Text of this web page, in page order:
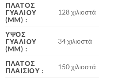
ΠΛΆΤΟΣ
ΓΥΑΛΙΟΎ
(MM) :
128 χιλιοστά
ΎΨΟΣ
ΓΥΑΛΙΟΎ
(MM) :
34 χιλιοστά
ΠΛΆΤΟΣ
ΠΛΑΙΣΊΟΥ : 150 χιλιοστά